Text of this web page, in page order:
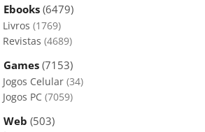
Ebooks (6479)
Livros (1769)
Revistas (4689)
Games (7153)
Jogos Celular (34)
Jogos PC (7059)
Web (503)